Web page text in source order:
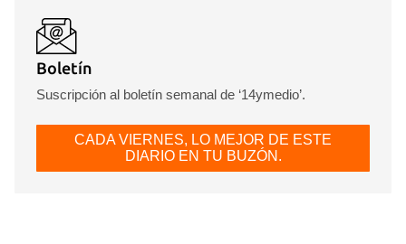
Boletín
Suscripción al boletín semanal de ‘14ymedio’.
CADA VIERNES, LO MEJOR DE ESTE
DIARIO EN TU BUZÓN.